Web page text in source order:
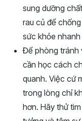
sung dưỡng
rau củ để
sức khỏe
Để phòng tránh
cần học cách
quanh. Việc cứ
trong lòng chỉ
hơn. Hãy thử